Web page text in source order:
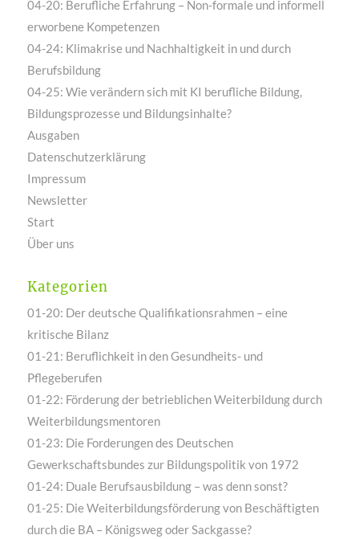
04-20: Berufliche Erfahrung – Non-formale und informell
erworbene Kompetenzen
04-24: Klimakrise und Nachhaltigkeit in und durch
Berufsbildung
04-25: Wie verändern sich mit KI berufliche Bildung,
Bildungsprozesse und Bildungsinhalte?
Ausgaben
Datenschutzerklärung
Impressum
Newsletter
Start
Über uns
Kategorien
01-20: Der deutsche Qualifikationsrahmen – eine
kritische Bilanz
01-21: Beruflichkeit in den Gesundheits- und
Pflegeberufen
01-22: Förderung der betrieblichen Weiterbildung durch
Weiterbildungsmentoren
01-23: Die Forderungen des Deutschen
Gewerkschaftsbundes zur Bildungspolitik von 1972
01-24: Duale Berufsausbildung – was denn sonst?
01-25: Die Weiterbildungsförderung von Beschäftigten
durch die BA – Königsweg oder Sackgasse?